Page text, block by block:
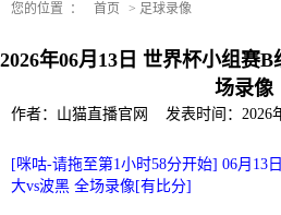
您的位置 ： 首页 > 足球录像
2026年06月13日 世界杯小组赛
场录像
作者：山猫直播官网 发表时间：2026
[咪咕-请拖至第1小时58分开始] 06月13
大vs波黑 全场录像[有比分]